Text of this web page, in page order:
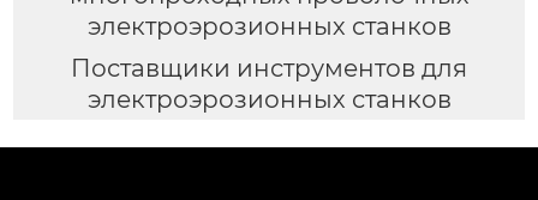
электроэрозионных станков
Поставщики инструментов для
электроэрозионных станков